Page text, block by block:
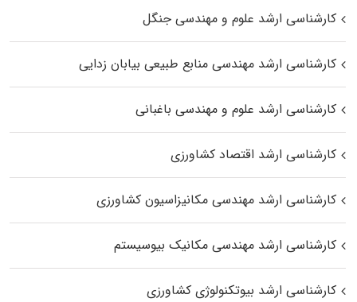
کارشناسی ارشد علوم و مهندسی جنگل
کارشناسی ارشد مهندسی منابع طبیعی بیابان زدایی
کارشناسی ارشد علوم و مهندسی باغبانی
کارشناسی ارشد اقتصاد کشاورزی
کارشناسی ارشد مهندسی مکانیزاسیون کشاورزی
کارشناسی ارشد مهندسی مکانیک بیوسیستم
کارشناسی ارشد بیوتکنولوژی کشاورزی